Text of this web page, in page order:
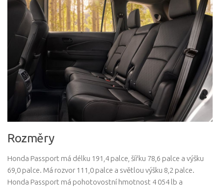
Rozměry
Honda Passport má délku 191,4 palce, šířku 78,6 palce a výšku
69,0 palce. Má rozvor 111,0 palce a světlou výšku 8,2 palce.
Honda Passport má pohotovostní hmotnost 4 054 lb a